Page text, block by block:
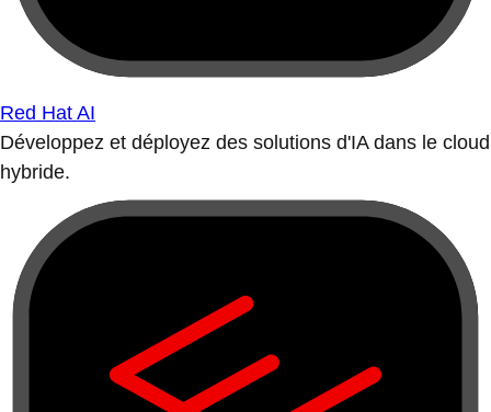
Red Hat AI
Développez et déployez des solutions d'IA dans le cloud
hybride.